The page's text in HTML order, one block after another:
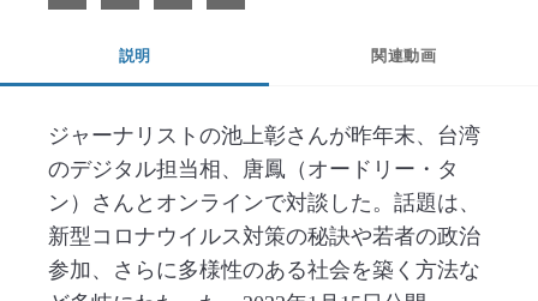
説明 関連動画
ジャーナリストの池上彰さんが昨年末、台湾
のデジタル担当相、唐鳳（オードリー・タ
ン）さんとオンラインで対談した。話題は、
新型コロナウイルス対策の秘訣や若者の政治
参加、さらに多様性のある社会を築く方法な